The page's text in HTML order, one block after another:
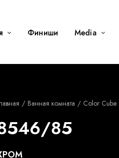
Финиши Media
Ванная комната Color Cube
85